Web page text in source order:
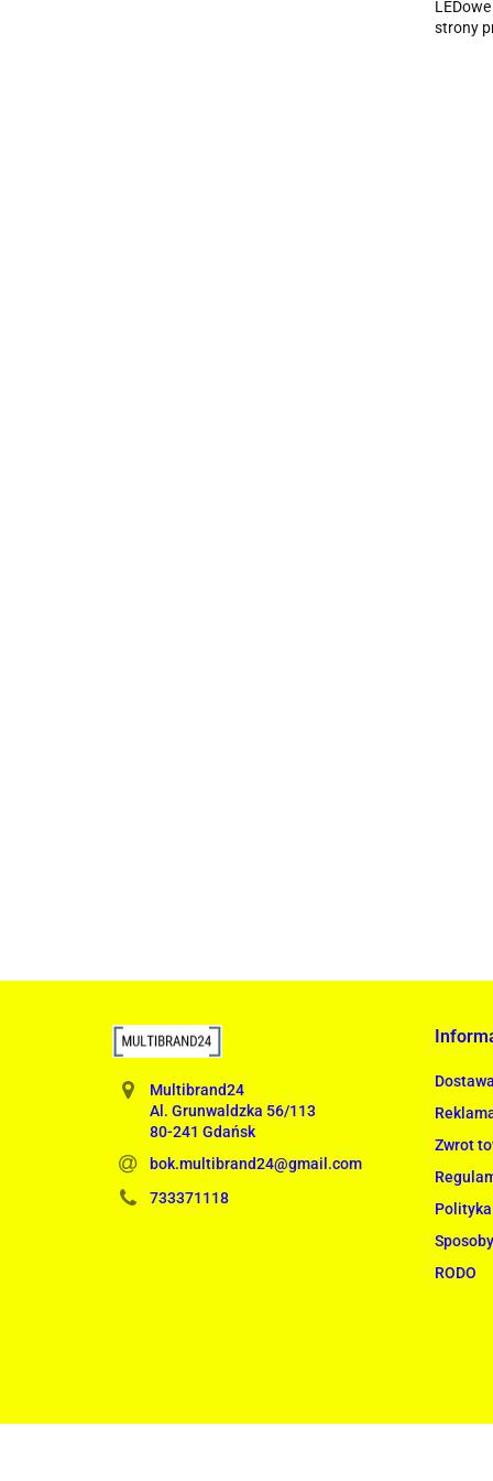
strony
Multibrand24
Al. Grunwaldzka 56/113
80-241 Gdańsk
bok.multibrand24@gmail.com
733371118
Zwrot
RODO